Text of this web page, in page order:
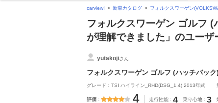
carview! 新車カタログ フォルクスワーゲン
フォルクスワーゲン ゴルフ
が理解できました」のユーザ
yutakojiさん
フォルクスワーゲン ゴルフ (ハッチバック)
グレード：TSI ハイライン_RHD(DSG_1.4) 2013年式
評価 4 走行性能 4 乗り心地 3